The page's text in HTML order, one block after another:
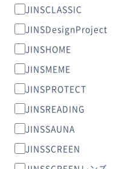
JINSCLASSIC
JINSDesignProject
JINSHOME
JINSMEME
JINSPROTECT
JINSREADING
JINSSAUNA
JINSSCREEN